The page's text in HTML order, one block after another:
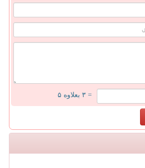
= ۳ بعلاوه ۵